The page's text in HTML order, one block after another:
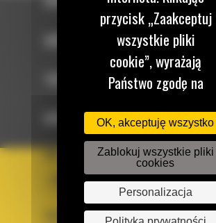
TECHNOLOGIE
DOWIEDZ SIĘ WIĘCEJ
KRAJ
BM POLSKA
OBSERWUJ NAS
przycisk „Zaakceptuj
wszystkie pliki
cookie”, wyrażają
Państwo zgodę na
plików cookie. W
każdej chwili mogą
Państwo zmienić
preferencje w naszej
Witrynie internetowej.
OK, akceptuję wszystko
Zablokuj wszystkie pliki
cookies
Personalizacja